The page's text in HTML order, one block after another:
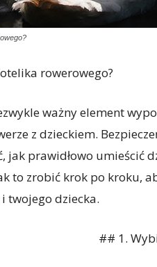
rowerowego?
ważny element
z dzieckiem.
jak prawidłowo umieścić
to zrobić krok po kroku,
twojego dziecka.
## 1.